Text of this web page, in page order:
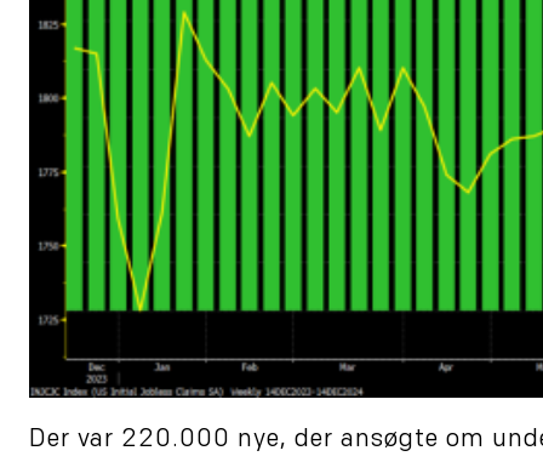
Der var 220.000 nye, der ansøgte om